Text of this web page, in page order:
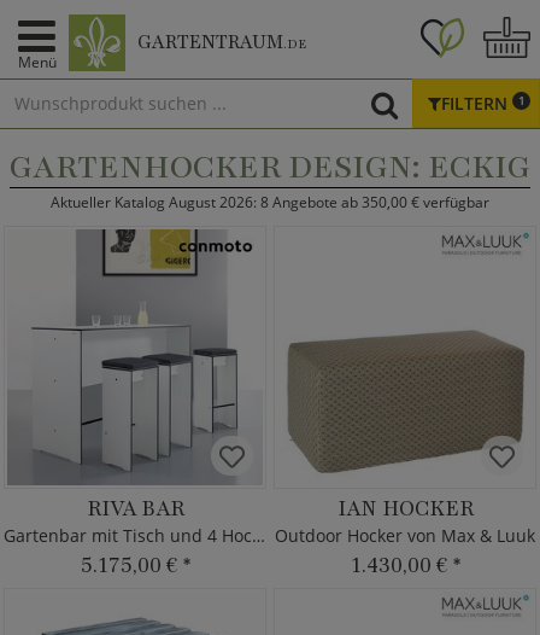
Menü
GARTENTRAUM.DE
FILTERN 1
GARTENHOCKER DESIGN: ECKIG
Aktueller Katalog August 2026: 8 Angebote ab 350,00 € verfügbar
RIVA BAR
Gartenbar mit Tisch und 4 Hocker
5.175,00 € *
IAN HOCKER
Outdoor Hocker von Max & Luuk
1.430,00 € *